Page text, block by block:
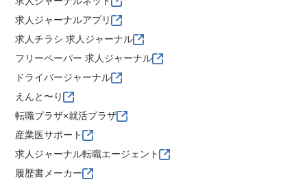
求人ジャーナルアプリ
求人チラシ 求人ジャーナル
フリーペーパー 求人ジャーナル
ドライバージャーナル
えんと〜り
転職プラザ×就活プラザ
産業医サポート
求人ジャーナル転職エージェント
履歴書メーカー